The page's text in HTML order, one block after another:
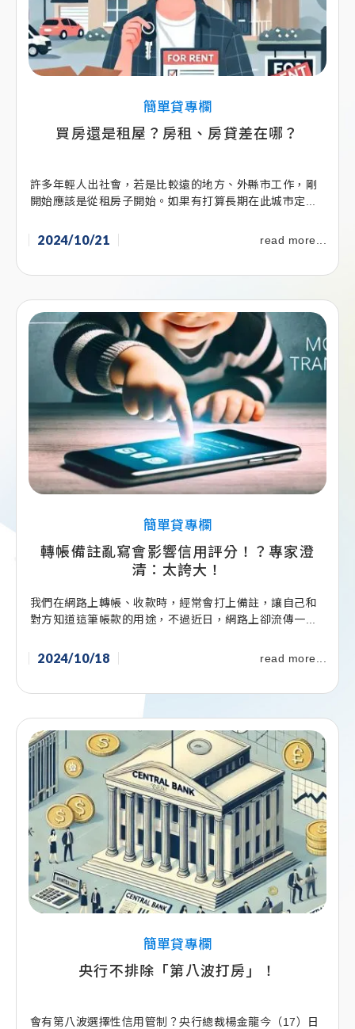
簡單貸專欄
買房還是租屋？房租、房貸差在哪？
許多年輕人出社會，若是比較遠的地方、外縣市工作，剛
開始應該是從租房子開始。如果有打算長期在此城市定...
2024/10/21 read more...
簡單貸專欄
轉帳備註亂寫會影響信用評分！？專家澄
清：太誇大！
我們在網路上轉帳、收款時，經常會打上備註，讓自己和
對方知道這筆帳款的用途，不過近日，網路上卻流傳一...
2024/10/18 read more...
簡單貸專欄
央行不排除「第八波打房」！
會有第八波選擇性信用管制？央行總裁楊金龍今（17）日